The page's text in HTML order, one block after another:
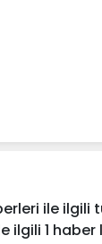
ile ilgili
ilgili 1